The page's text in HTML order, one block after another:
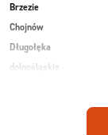
Brzezie
Chojnów
Długołęka
dolnośląskie